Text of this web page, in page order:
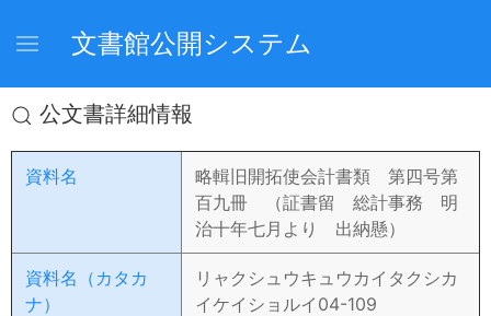
文書館公開システム
公文書詳細情報
資料名
略輯旧開拓使会計書類 第四号第
百九冊 （証書留 総計事務 明
治十年七月より 出納懸）
資料名（カタカ
ナ）
リャクシュウキュウカイタクシカ
イケイショルイ04-109